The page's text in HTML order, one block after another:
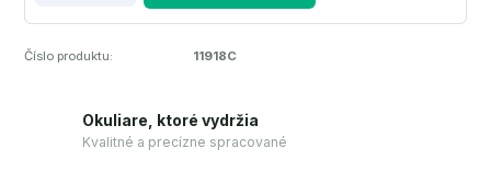
Číslo produktu: 11918C
Okuliare, ktoré vydržia
Kvalitné a precízne spracované